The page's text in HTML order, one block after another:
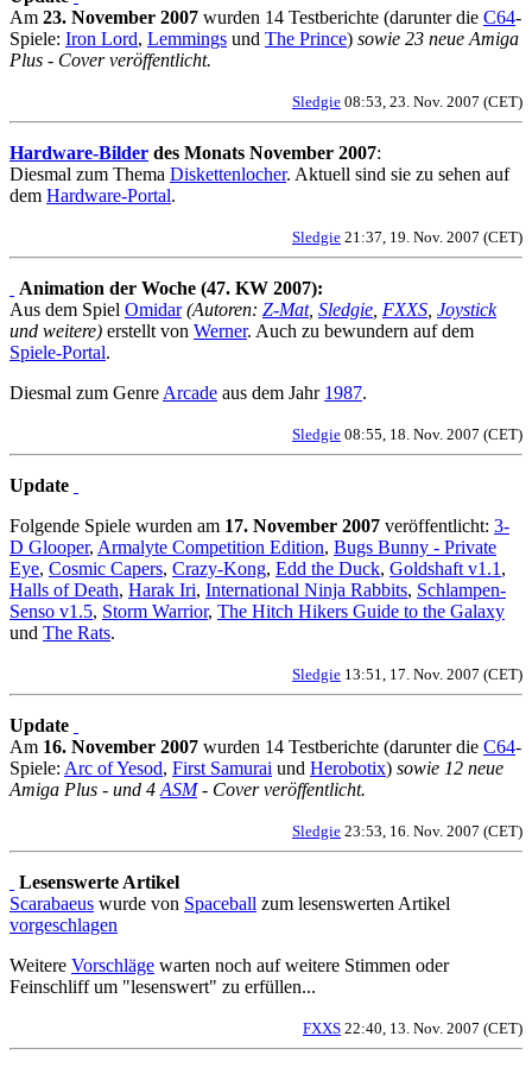
Am 23. November 2007 wurden 14 Testberichte (darunter die C64-
Spiele: Iron Lord, Lemmings und The Prince) sowie 23 neue Amiga
Plus - Cover veröffentlicht.
Sledgie 08:53, 23. Nov. 2007 (CET)
Hardware-Bilder des Monats November 2007:
Diesmal zum Thema Diskettenlocher. Aktuell sind sie zu sehen auf
dem Hardware-Portal.
Sledgie 21:37, 19. Nov. 2007 (CET)
Animation der Woche (47. KW 2007):
Aus dem Spiel Omidar (Autoren: Z-Mat, Sledgie FXXS Joystick
und weitere) erstellt von Werner. Auch zu bewundern auf dem
Spiele-Portal.
Diesmal zum Genre Arcade aus dem Jahr 1987.
Sledgie 08:55, 18. Nov. 2007 (CET)
Update
Folgende Spiele wurden am 17. November 2007 veröffentlicht: 3-
D Glooper, Armalyte Competition Edition, Bugs Bunny - Private
Eye, Cosmic Capers, Crazy-Kong, Edd the Duck, Goldshaft v1.1 ,
Halls of Death, Harak Iri, International Ninja Rabbits, Schlampen-
Senso v1.5, Storm Warrior, The Hitch Hikers Guide to the Galaxy
und The Rats.
Sledgie 13:51, 17. Nov. 2007 (CET)
Update
Am 16. November 2007 wurden 14 Testberichte (darunter die C64-
Spiele: Arc of Yesod, First Samurai und Herobotix) sowie 12 neue
Amiga Plus - und 4 ASM- Cover veröffentlicht.
Sledgie 23:53, 16. Nov. 2007 (CET)
Lesenswerte Artikel
Scarabaeus wurde von Spaceball zum lesenswerten Artikel
vorgeschlagen
Weitere Vorschläge warten noch auf weitere Stimmen oder
Feinschliff um "lesenswert" zu erfüllen...
FXXS 22:40, 13. Nov. 2007 (CET)